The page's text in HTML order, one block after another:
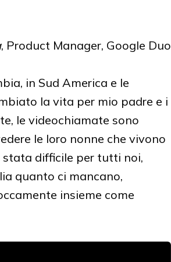
, Product Manager, Google Duo
in Sud America e le
la vita per mio padre e i
le videochiamate sono
le loro nonne che vivono
stata difficile per tutti noi,
quanto ci mancano,
insieme come